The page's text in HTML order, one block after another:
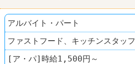
アルバイト・パート
ファストフード、キッチンスタッフ
[ア・パ]時給1,500円～